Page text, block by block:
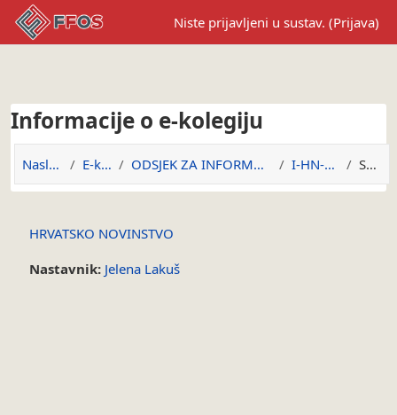
Preskoči na sadržaj
Niste prijavljeni u sustav. (Prijava)
Informacije o e-kolegiju
Naslovnica E-kolegiji ODSJEK ZA INFORMACIJSKE ZNANOSTI I-HN-2020/21 Sažetak
HRVATSKO NOVINSTVO
Nastavnik: Jelena Lakuš